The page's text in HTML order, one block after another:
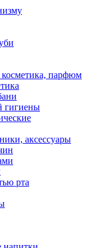
косметика, парфюм
гигиены
аксессуары
рта